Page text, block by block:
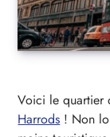
Voici le quartier
Harrods ! Non